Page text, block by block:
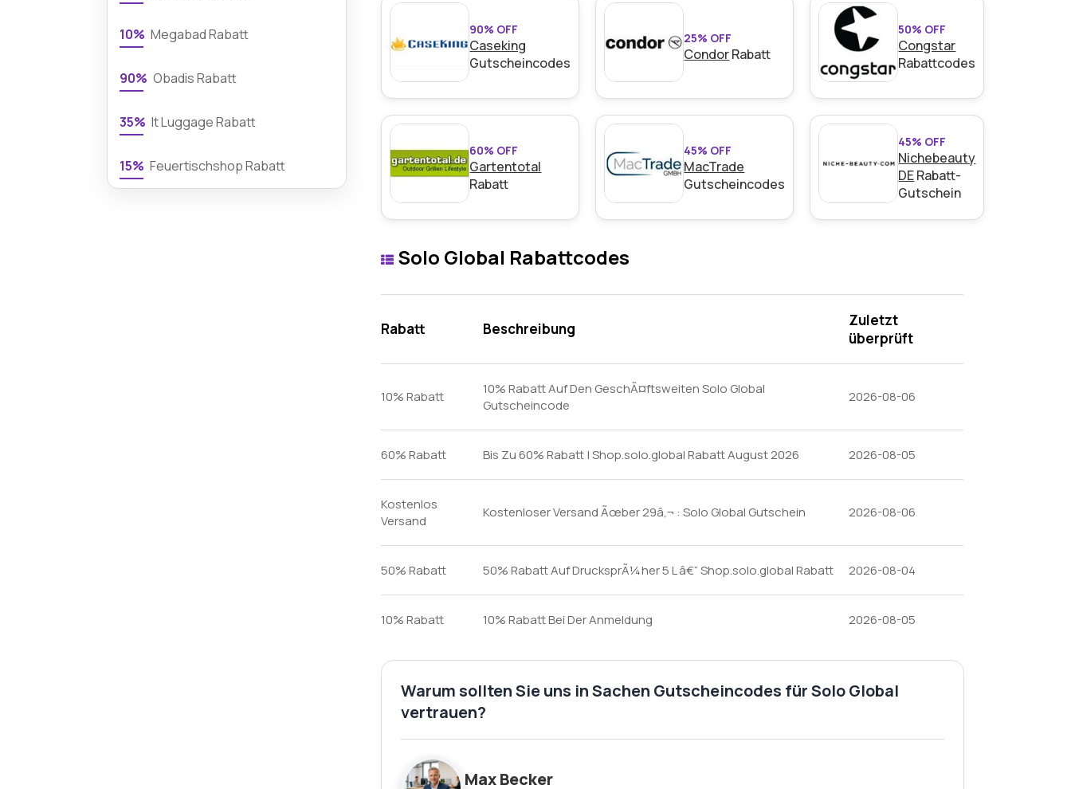
90% OFF
Caseking
Gutscheincodes
25% OFF
CondorRabatt
50% OFF
Congstar
Rabattcodes
60% OFF
Gartentotal
Rabatt
45% OFF
MacTrade
Gutscheincodes
45% OFF
Nichebeauty
DERabatt-
Gutschein
Solo Global Rabattcodes
Rabatt Beschreibung
Zuletzt
überprüft
10% Rabatt
10% Rabatt Auf Den GeschÃ¤ftsweiten Solo Global
Gutscheincode
2026-08-06
60% Rabatt Bis Zu 60% Rabatt | Shop.solo.global Rabatt August 2026 2026-08-05
Kostenlos
Versand
Kostenloser Versand Ãœber 29â‚¬ : Solo Global Gutschein 2026-08-06
50% Rabatt 50% Rabatt Auf DrucksprÃ¼her 5 L â€“ Shop.solo.global Rabatt 2026-08-04
10% Rabatt 10% Rabatt Bei Der Anmeldung 2026-08-05
Warum sollten Sie uns in Sachen Gutscheincodes für Solo Global
vertrauen?
Max Becker
10% Megabad Rabatt
90% Obadis Rabatt
35% It Luggage Rabatt
15% Feuertischshop Rabatt